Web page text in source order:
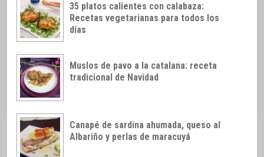
35 platos calientes con calabaza:
Recetas vegetarianas para todos los
días
Muslos de pavo a la catalana: receta
tradicional de Navidad
Canapé de sardina ahumada, queso al
Albariño y perlas de maracuyá